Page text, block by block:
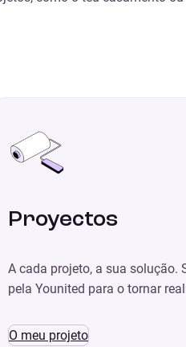
Proyectos
A cada projeto, a sua solução.
pela Younited para o tornar
O meu projeto